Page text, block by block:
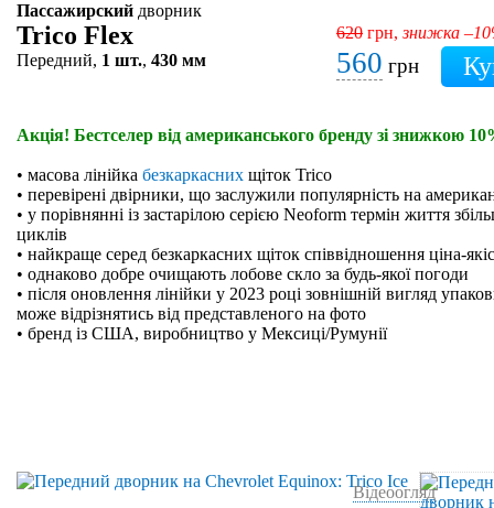
Пассажирский дворник
Trico Flex
Передний, 1 шт., 430 мм
620 грн,знижка
560 грн
Акція! Бестселер від американського бренду зі знижкою
• масова лінійка безкаркасних щіток Trico
• перевірені двірники, що заслужили популярність на
• у порівнянні із застарілою серією Neoform термін життя
циклів
• найкраще серед безкаркасних щіток співвідношення ціна-
• однаково добре очищають лобове скло за будь-якої погоди
• після оновлення лінійки у 2023 році зовнішній вигляд
може відрізнятись від представленого на фото
• бренд із США, виробництво у Мексиці/Румунії
Відеоогляд